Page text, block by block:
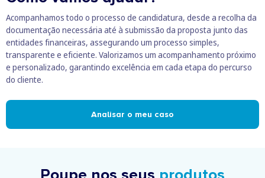
Acompanhamos todo o processo de candidatura, desde a recolha da
documentação necessária até à submissão da proposta junto das
entidades financeiras, assegurando um processo simples,
transparente e eficiente. Valorizamos um acompanhamento próximo
e personalizado, garantindo excelência em cada etapa do percurso
do cliente.
Analisar o meu caso